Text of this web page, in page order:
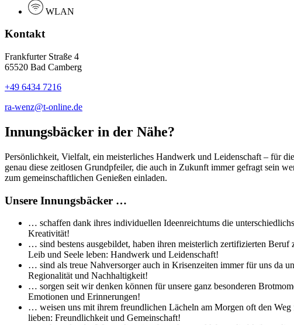
WLAN
Kontakt
Frankfurter Straße 4
65520 Bad Camberg
+49 6434 7216
ra-wenz@t-online.de
Innungsbäcker in der Nähe?
Persönlichkeit, Vielfalt, ein meisterliches Handwerk und Leidenschaft – für
genau diese zeitlosen Grundpfeiler, die auch in Zukunft immer gefragt sein
zum gemeinschaftlichen Genießen einladen.
Unsere Innungsbäcker …
… schaffen dank ihres individuellen Ideenreichtums die
Kreativität!
… sind bestens ausgebildet, haben ihren meisterlich zertifizierten
Leib und Seele leben: Handwerk und Leidenschaft!
… sind als treue Nahversorger auch in Krisenzeiten immer für uns da
Regionalität und Nachhaltigkeit!
… sorgen seit wir denken können für unsere ganz besonderen
Emotionen und Erinnerungen!
… weisen uns mit ihrem freundlichen Lächeln am Morgen oft den
lieben: Freundlichkeit und Gemeinschaft!